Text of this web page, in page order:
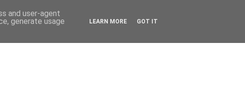
and user-agent
generate usage
LEARN MORE GOT IT